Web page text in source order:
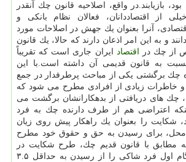
بازیابند.در واقع، اصلاحیه قانون چك آنقدر
از اقتصاددانان، فعالان نظام بانكی و
آنرا بعنوان یك جهش در اصلاحات مورد
و به این امر اذعان دارند كه حالا، یك قانون
از چك در
اقتصاد ایران جاری است كه تقریباً
درجه نسبت به قانون قدیمی آن داشته است.با این
چك برگشتی یكی از مباحث پرطرفدار در جمع
خاطرات زیادی از افرادی مطرح می شود كه
چك های دریافتی از بدهكارانشان برگشت می
اعتراضی هم از طرف دارنده چك به فرد
شكایت را بعنوان یك راهكار پیش روی زیان
برای رسیدن به حق و حقوق خود مطرح
مطابق با قانون قدیم چك، طرح شكایت در
محافل قضائی، در گام اول فرد شاكی را از رسیدن به حداقل ۳.۵